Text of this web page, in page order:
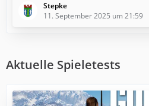
Stepke
11. September 2025 um 21:59
Aktuelle Spieletests